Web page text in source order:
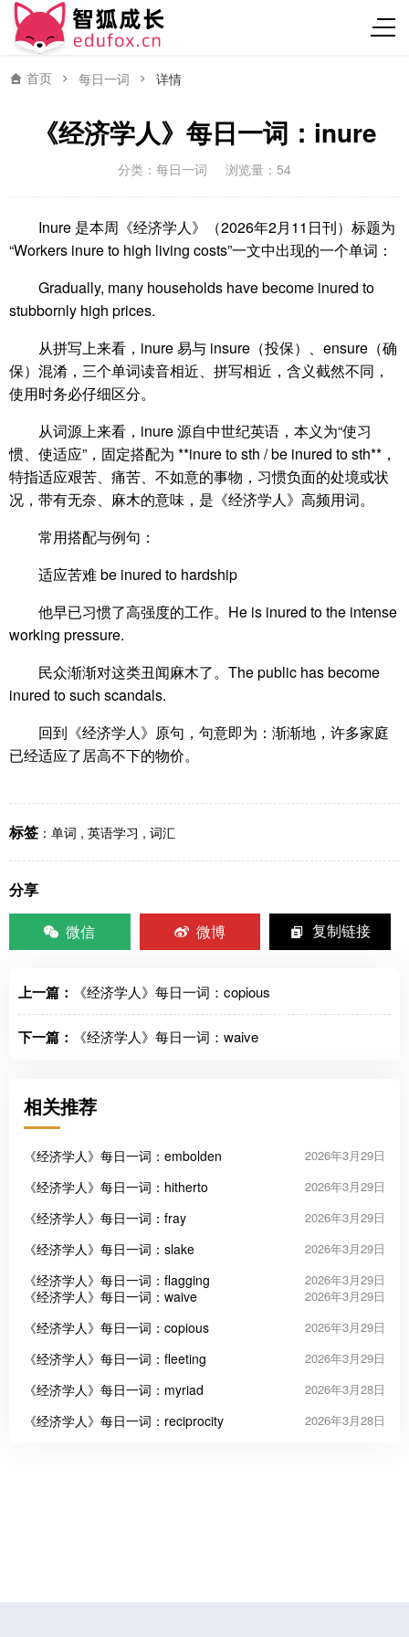
首页 每日一词 详情
《经济学人》每日一词：inure
分类： 每日一词 浏览量：54
Inure 是本周《经济学人》（2026年2月11日刊）标题为
“Workers inure to high living costs”一文中出现的一个单词：
Gradually, many households have become inured to
stubbornly high prices.
从拼写上来看，inure 易与 insure（投保）、ensure（确
保）混淆，三个单词读音相近、拼写相近，含义截然不同，
使用时务必仔细区分。
从词源上来看，inure 源自中世纪英语，本义为“使习
惯、使适应”，固定搭配为 **inure to sth / be inured to sth**，
特指适应艰苦、痛苦、不如意的事物，习惯负面的处境或状
况，带有无奈、麻木的意味，是《经济学人》高频用词。
常用搭配与例句：
适应苦难 be inured to hardship
他早已习惯了高强度的工作。He is inured to the intense
working pressure.
民众渐渐对这类丑闻麻木了。The public has become
inured to such scandals.
回到《经济学人》原句，句意即为：渐渐地，许多家庭
已经适应了居高不下的物价。
标签 ： 单词 , 英语学习 , 词汇
分享
微信
微博 复制链接
上一篇： 《经济学人》每日一词：copious
下一篇： 《经济学人》每日一词：waive
相关推荐
《经济学人》每日一词：embolden 2026年3月29日
《经济学人》每日一词：hitherto 2026年3月29日
《经济学人》每日一词：fray 2026年3月29日
《经济学人》每日一词：slake 2026年3月29日
《经济学人》每日一词：flagging 2026年3月29日
《经济学人》每日一词：waive 2026年3月29日
《经济学人》每日一词：copious 2026年3月29日
《经济学人》每日一词：fleeting 2026年3月29日
《经济学人》每日一词：myriad 2026年3月28日
《经济学人》每日一词：reciprocity 2026年3月28日